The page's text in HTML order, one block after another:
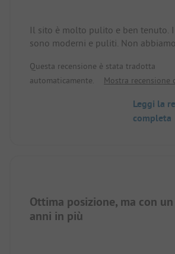
Il sito è molto pulito e ben tenuto.
sono moderni e puliti. Non
ombreggiate, le sedie a sdraio e gli
sono gratuiti. Piccolo mini-market e
Questa recensione è stata tradotta
automaticamente.
Mostra recensione
Leggi la
completa
Ottima posizione, ma con
anni in più